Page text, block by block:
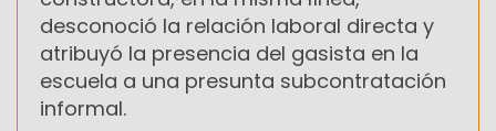
desconoció la relación laboral directa y
atribuyó la presencia del gasista en la
escuela a una presunta subcontratación
informal.